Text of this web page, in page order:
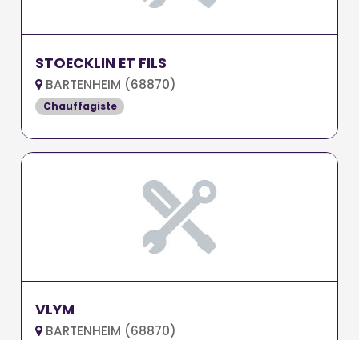
STOECKLIN ET FILS
BARTENHEIM (68870)
Chauffagiste
VLYM
BARTENHEIM (68870)